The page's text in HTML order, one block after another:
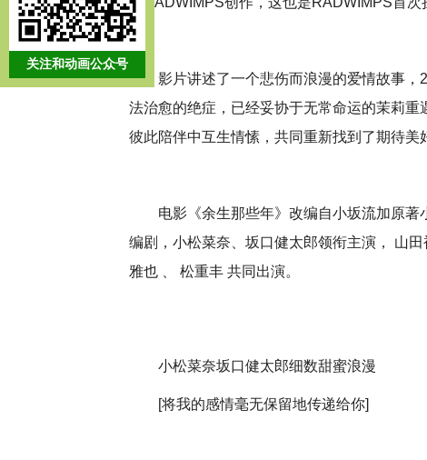
影片讲述了一个悲伤而浪漫的爱情故事
法治愈的绝症，已经妥协于无常命运的茉莉
彼此陪伴中互生情愫，共同重新找到了期待美
电影《余生那些年》改编自小坂流加原
编剧，小松菜奈、坂口健太郎领衔主演， 山
雅也 、 松重丰 共同出演。
小松菜奈坂口健太郎细数甜蜜浪漫
[将我的感情毫无保留地传递给你]
关注和动画公众号